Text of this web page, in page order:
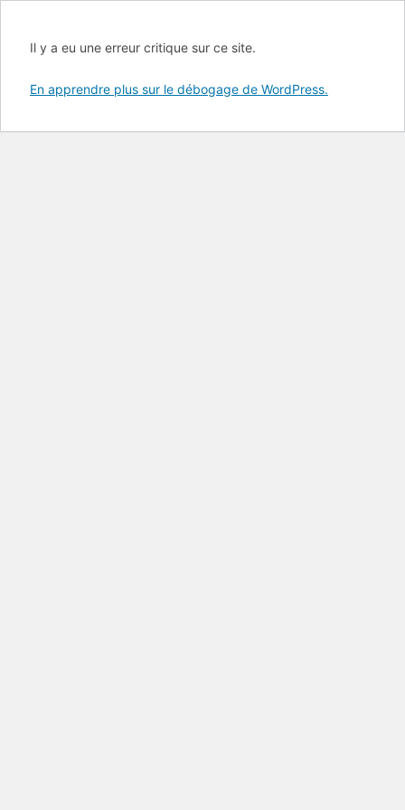
Il y a eu une erreur critique sur ce site.
En apprendre plus sur le débogage de WordPress.